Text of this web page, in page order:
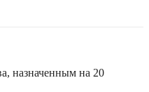
назначенным на 20